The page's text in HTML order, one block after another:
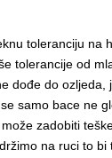
toleranciju na
tolerancije od
dođe do ozljeda,
samo bace ne
zadobiti
na ruci to bi